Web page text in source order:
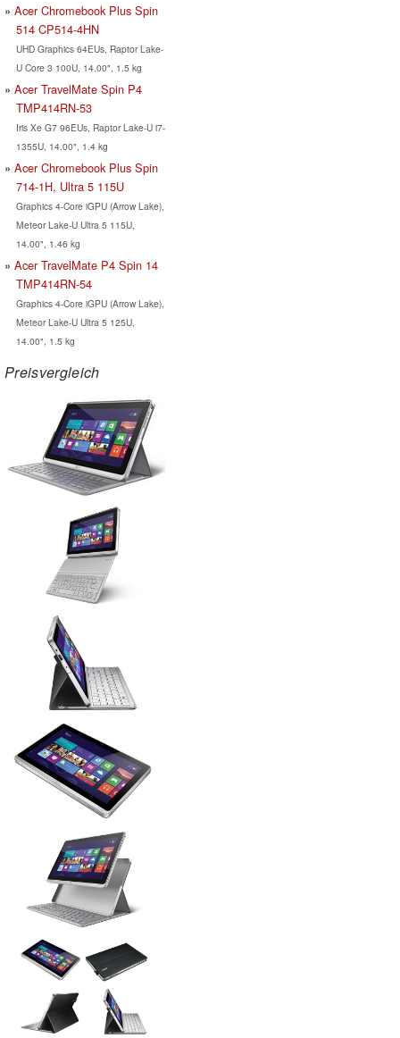
Acer Chromebook Plus Spin
514 CP514-4HN
UHD Graphics 64EUs, Raptor Lake-
U Core 3 100U, 14.00", 1.5 kg
Acer TravelMate Spin P4
TMP414RN-53
Iris Xe G7 96EUs, Raptor Lake-U i7-
1355U, 14.00", 1.4 kg
Acer Chromebook Plus Spin
714-1H, Ultra 5 115U
Graphics 4-Core iGPU (Arrow Lake),
Meteor Lake-U Ultra 5 115U,
14.00", 1.46 kg
Acer TravelMate P4 Spin 14
TMP414RN-54
Graphics 4-Core iGPU (Arrow Lake),
Meteor Lake-U Ultra 5 125U,
14.00", 1.5 kg
Preisvergleich